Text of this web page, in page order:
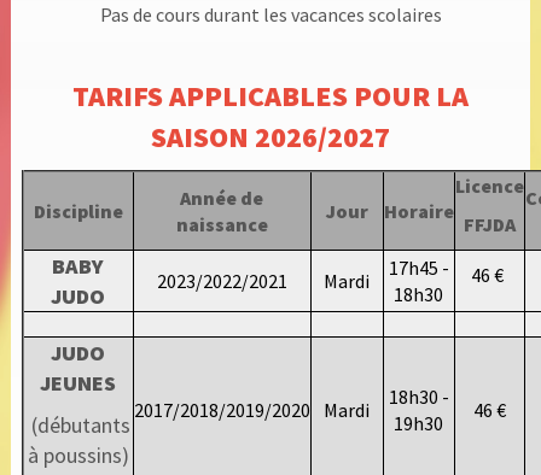
Pas de cours durant les vacances scolaires
TARIFS APPLICABLES POUR LA
SAISON 2026/2027
Discipline
Année de
naissance
Jour Horaire
Licence
FFJDA
BABY
JUDO
2023/2022/2021 Mardi
17h45 -
18h30
46 €
JUDO
JEUNES
(débutants
à poussins)
2017/2018/2019/2020 Mardi
18h30 -
19h30
46 €